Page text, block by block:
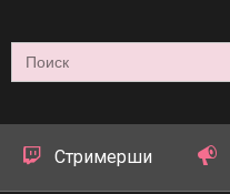
Search
for:
Стримерши